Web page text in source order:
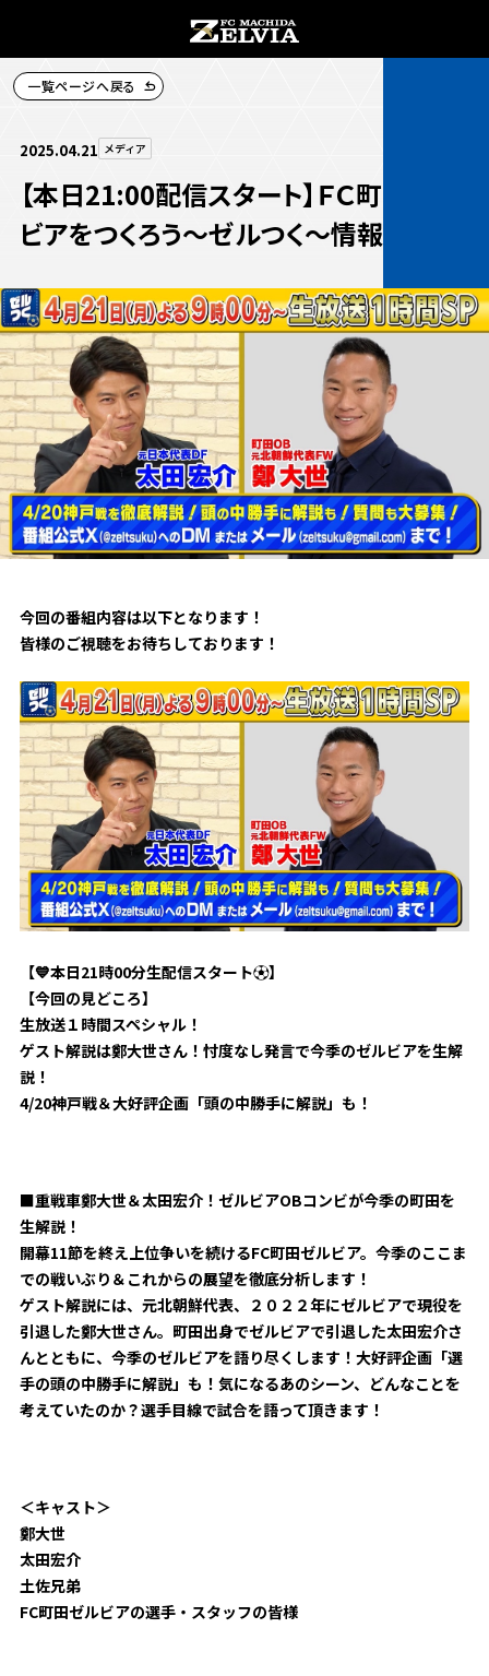
お知らせトップ
TOPチーム
試合情報
チケット
イベント
グッズ
ホームタウン活動
アカデミー
スクール
その他
試合情報
試合情報トップ
試合データ
試合日程・結果
順位表・ゴールランキング
観戦する
観戦するトップ
チケットを買う
チケット購入手順
️スタジアムを知る
スタジアムアクセス
スタジアムマップ
観戦方法を知る
スタジアム観戦ガイド
ビジターサポーターの皆様へ
車イスでの観戦
クラブを知る
クラブを知るトップ
ＦＣ町田ゼルビアについて
ファンになるトップ
ファンクラブ
クラブゼルビスタへの入会
シーズンシート
ＦＣ町田ゼルビアをサポート
トレーニングの見学・ファンサービス
ボランティア
ＦＣ町田ゼルビアカレンダー
三輪緑山ベースを利用
三輪緑山ベースご利用案内
グッズを買うトップ
オンラインストア
ユニフォーム
ホームタウン
ホームタウントップ
ゼルビアアシスト募集
ゼルビアアシスト協賛企業一覧
ゼル塾
ＦＣ町田ゼルビアスポーツクラブ
ＦＣ町田ゼルビアアカデミー
パートナー
パートナートップ
お問い合わせ 利用規約
FOLLOW
一覧ページへ戻る
2025.04.21 メディア
【本日21:00配信スタート】ＦＣ町田ゼル
ビアをつくろう〜ゼルつく〜情報！
今回の番組内容は以下となります！
皆様のご視聴をお待ちしております！
【💙本日21時00分生配信スタート⚽️】
【今回の見どころ】
生放送１時間スペシャル！
ゲスト解説は鄭大世さん！忖度なし発言で今季のゼルビアを生解
説！
4/20神戸戦＆大好評企画「頭の中勝手に解説」も！
■重戦車鄭大世＆太田宏介！ゼルビアOBコンビが今季の町田を
生解説！
開幕11節を終え上位争いを続けるFC町田ゼルビア。今季のここま
での戦いぶり＆これからの展望を徹底分析します！
ゲスト解説には、元北朝鮮代表、２０２２年にゼルビアで現役を
引退した鄭大世さん。町田出身でゼルビアで引退した太田宏介さ
んとともに、今季のゼルビアを語り尽くします！大好評企画「選
手の頭の中勝手に解説」も！気になるあのシーン、どんなことを
考えていたのか？選手目線で試合を語って頂きます！
＜キャスト＞
鄭大世
太田宏介
土佐兄弟
FC町田ゼルビアの選手・スタッフの皆様